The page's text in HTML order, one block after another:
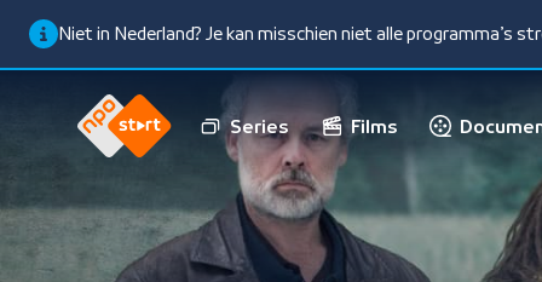
Niet in Nederland? Je kan misschien niet alle programma’s
Series Films